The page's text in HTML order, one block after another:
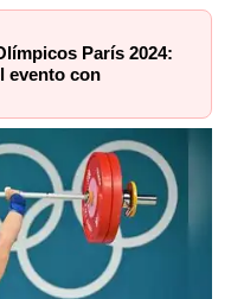
París 2024:
evento con